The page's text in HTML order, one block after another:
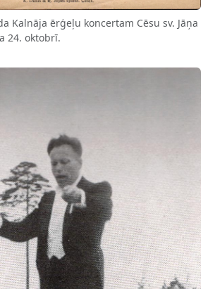
Kalnāja ērģeļu koncertam Cēsu sv. Jāņa
24. oktobrī.